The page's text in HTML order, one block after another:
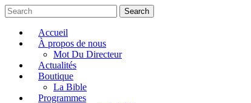
Search
Accueil
À propos de nous
Mot Du Directeur
Actualités
Boutique
La Bible
Programmes